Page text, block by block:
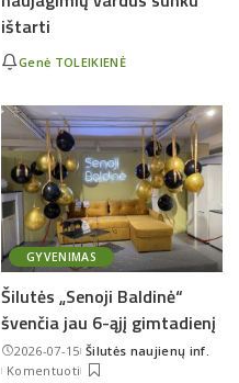
ištarti
Genė TOLEIKIENĖ
GYVENIMAS
Šilutės „Senoji Baldinė“
švenčia jau 6-ąjį gimtadienį
2026-07-15Posted
by
Šilutės naujienų inf.
Komentuoti